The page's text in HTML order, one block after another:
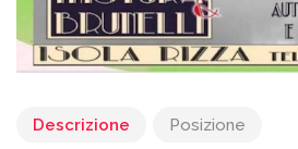
Descrizione Posizione